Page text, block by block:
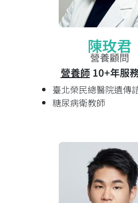
陳玫君
營養顧問
營養師10+年服
臺北榮民總醫院遺傳
糖尿病衛教師